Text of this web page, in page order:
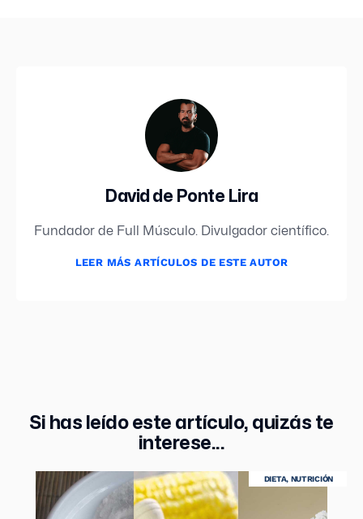
David de Ponte Lira
Fundador de Full Músculo. Divulgador científico.
LEER MÁS ARTÍCULOS DE ESTE AUTOR
Si has leído este artículo, quizás te
interese...
DIETA, NUTRICIÓN